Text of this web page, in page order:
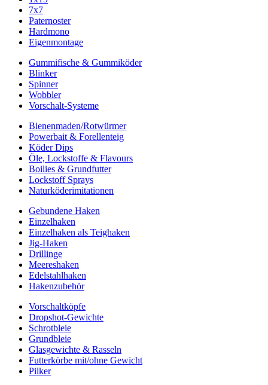
7x7
Paternoster
Hardmono
Eigenmontage
Gummifische & Gummiköder
Blinker
Spinner
Wobbler
Vorschalt-Systeme
Bienenmaden/Rotwürmer
Powerbait & Forellenteig
Köder Dips
Öle, Lockstoffe & Flavours
Boilies & Grundfutter
Lockstoff Sprays
Naturköderimitationen
Gebundene Haken
Einzelhaken
Einzelhaken als Teighaken
Jig-Haken
Drillinge
Meereshaken
Edelstahlhaken
Hakenzubehör
Vorschaltköpfe
Dropshot-Gewichte
Schrotbleie
Grundbleie
Glasgewichte & Rasseln
Futterkörbe mit/ohne Gewicht
Pilker